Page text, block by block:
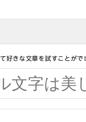
好きな文章を試すことがで